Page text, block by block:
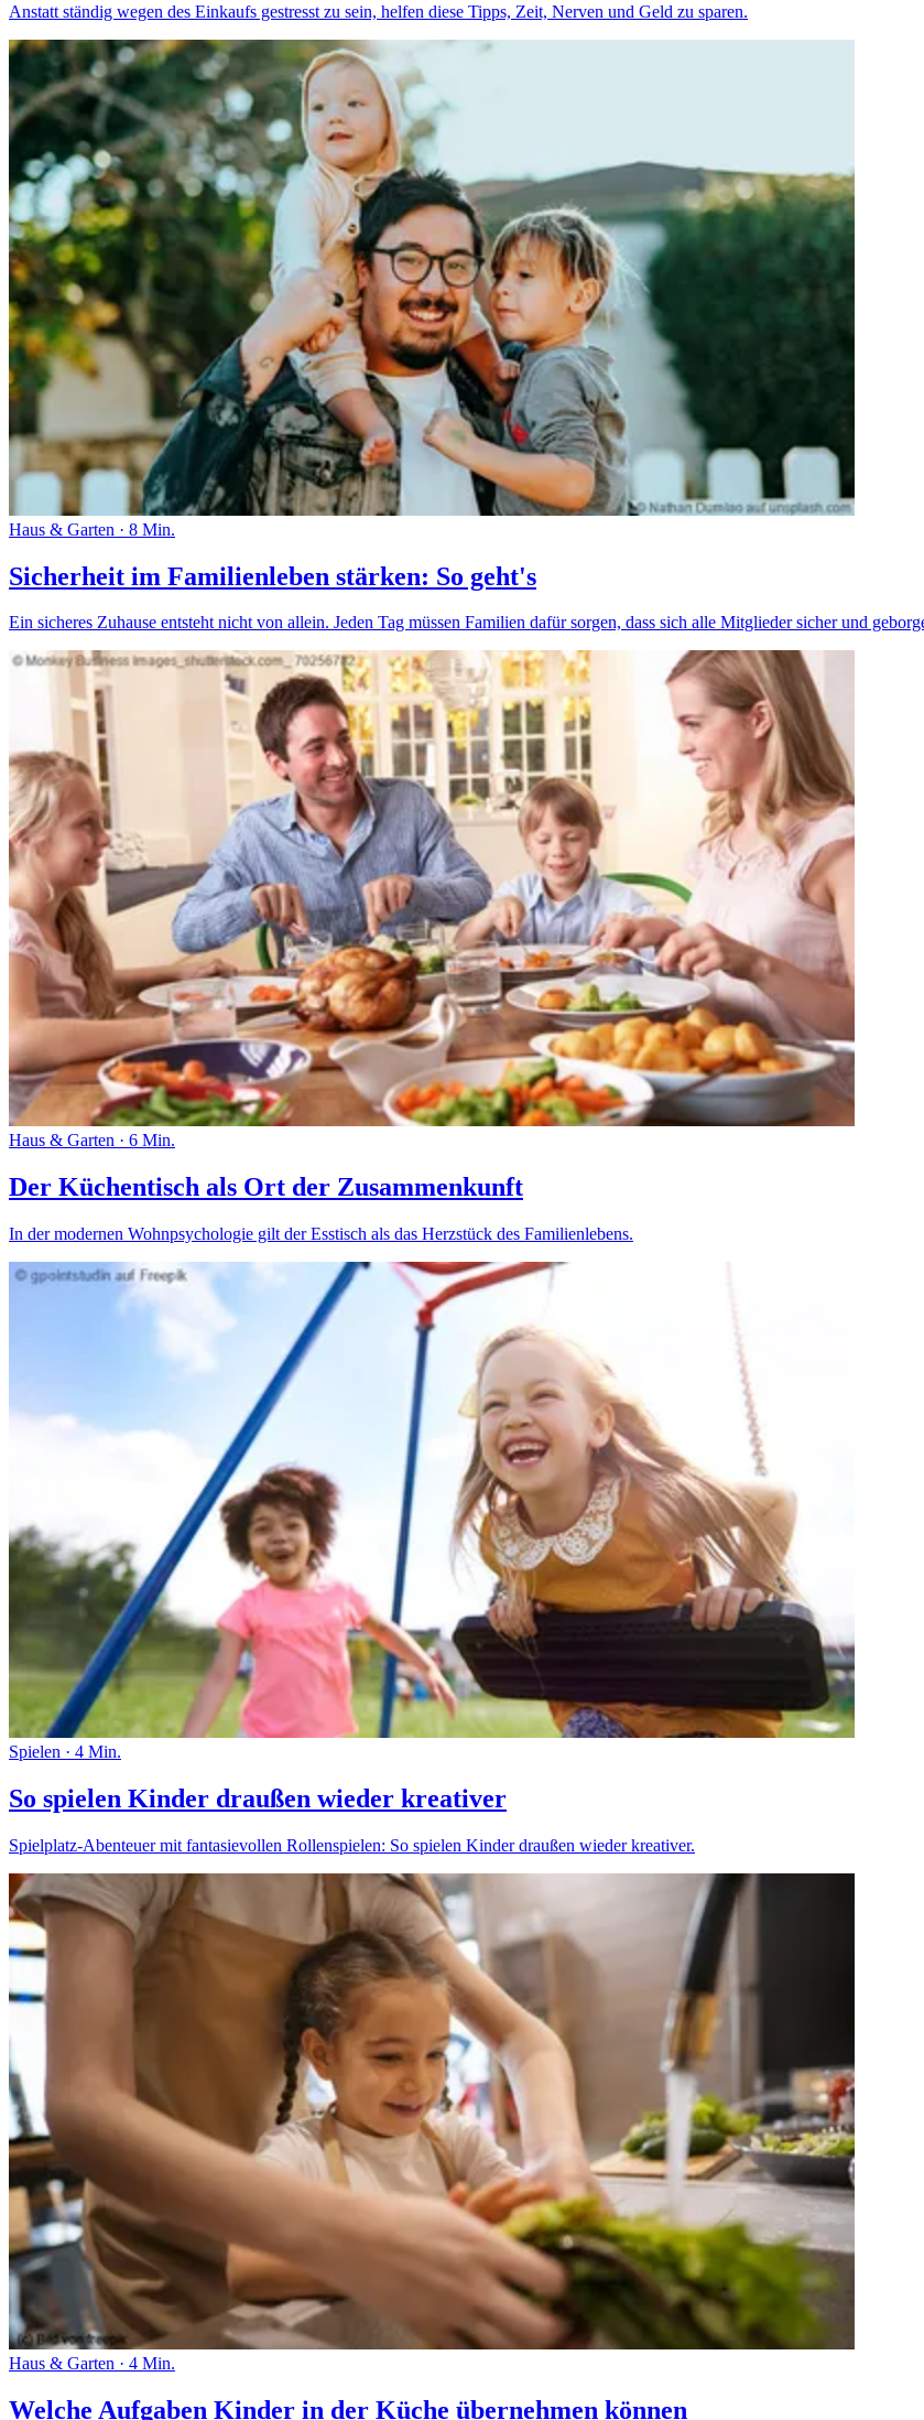
Anstatt ständig wegen des Einkaufs gestresst zu sein, helfen diese Tipps, Zeit, Nerven und Geld zu sparen.
Haus & Garten · 8 Min.
Sicherheit im Familienleben stärken: So geht's
Ein sicheres Zuhause entsteht nicht von allein. Jeden Tag müssen Familien dafür sorgen, dass sich alle Mitglieder sicher und
Haus & Garten · 6 Min.
Der Küchentisch als Ort der Zusammenkunft
In der modernen Wohnpsychologie gilt der Esstisch als das Herzstück des Familienlebens.
Spielen · 4 Min.
So spielen Kinder draußen wieder kreativer
Spielplatz-Abenteuer mit fantasievollen Rollenspielen: So spielen Kinder draußen wieder kreativer.
Haus & Garten · 4 Min.
Welche Aufgaben Kinder in der Küche übernehmen können